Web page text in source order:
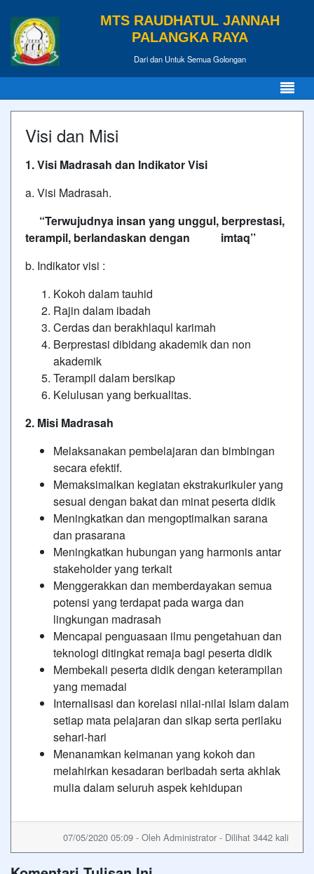
MTS RAUDHATUL JANNAH
PALANGKA RAYA
Dari dan Untuk Semua Golongan
Visi dan Misi
1. Visi Madrasah dan Indikator Visi
a. Visi Madrasah.
“Terwujudnya insan yang unggul, berprestasi,
terampil, berlandaskan dengan imtaq’’
b. Indikator visi :
Kokoh dalam tauhid
Rajin dalam ibadah
Cerdas dan berakhlaqul karimah
Berprestasi dibidang akademik dan non
akademik
Terampil dalam bersikap
Kelulusan yang berkualitas.
2. Misi Madrasah
Melaksanakan pembelajaran dan bimbingan
secara efektif.
Memaksimalkan kegiatan ekstrakurikuler yang
sesuai dengan bakat dan minat peserta didik
Meningkatkan dan mengoptimalkan sarana
dan prasarana
Meningkatkan hubungan yang harmonis antar
stakeholder yang terkait
Menggerakkan dan memberdayakan semua
potensi yang terdapat pada warga dan
lingkungan madrasah
Mencapai penguasaan ilmu pengetahuan dan
teknologi ditingkat remaja bagi peserta didik
Membekali peserta didik dengan keterampilan
yang memadai
Internalisasi dan korelasi nilai-nilai Islam dalam
setiap mata pelajaran dan sikap serta perilaku
sehari-hari
Menanamkan keimanan yang kokoh dan
melahirkan kesadaran beribadah serta akhlak
mulia dalam seluruh aspek kehidupan
07/05/2020 05:09 - Oleh Administrator - Dilihat 3442 kali